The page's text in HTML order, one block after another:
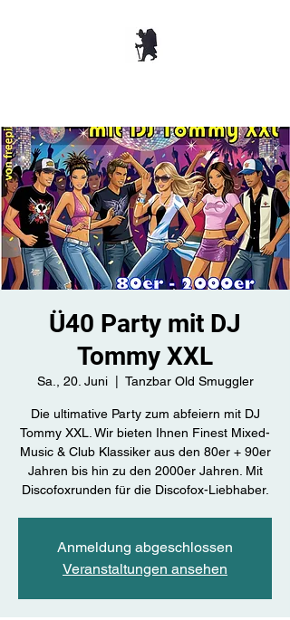
Ü40 Party mit DJ
Tommy XXL
Sa., 20. Juni
  |
Tanzbar Old Smuggler
Die ultimative Party zum abfeiern mit DJ
Tommy XXL. Wir bieten Ihnen Finest Mixed-
Music & Club Klassiker aus den 80er + 90er
Jahren bis hin zu den 2000er Jahren. Mit
Discofoxrunden für die Discofox-Liebhaber.
Anmeldung abgeschlossen
Veranstaltungen ansehen